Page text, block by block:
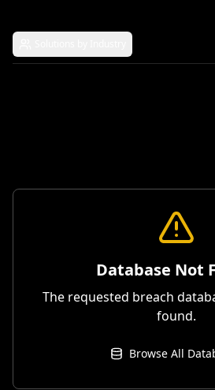
Database Not
The requested breach
found.
Browse All